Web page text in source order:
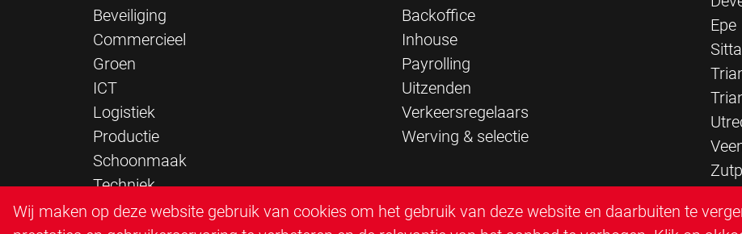
Beveiliging
Commercieel
Groen
ICT
Logistiek
Productie
Schoonmaak
Techniek
Verkeersregelaar
Backoffice
Inhouse
Payrolling
Uitzenden
Verkeersregelaars
Werving & selectie
Epe
Wij maken op deze website gebruik van cookies om het gebruik van deze website en daarbuiten te